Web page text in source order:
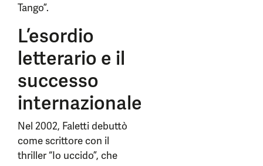
Tango”.
L’esordio
letterario e il
successo
internazionale
Nel 2002, Faletti debuttò
come scrittore con il
thriller “Io uccido”, che